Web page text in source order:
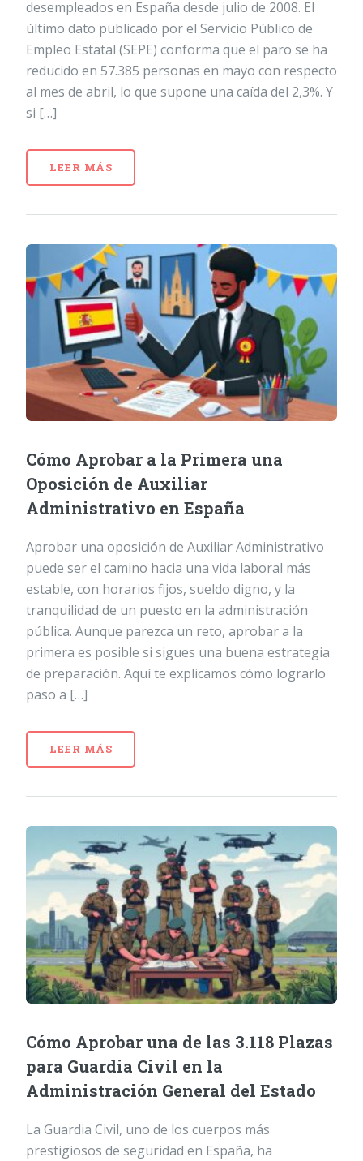
desempleados en España desde julio de 2008. El
último dato publicado por el Servicio Público de
Empleo Estatal (SEPE) conforma que el paro se ha
reducido en 57.385 personas en mayo con respecto
al mes de abril, lo que supone una caída del 2,3%. Y
si […]
LEER MÁS
Cómo Aprobar a la Primera una
Oposición de Auxiliar
Administrativo en España
Aprobar una oposición de Auxiliar Administrativo
puede ser el camino hacia una vida laboral más
estable, con horarios fijos, sueldo digno, y la
tranquilidad de un puesto en la administración
pública. Aunque parezca un reto, aprobar a la
primera es posible si sigues una buena estrategia
de preparación. Aquí te explicamos cómo lograrlo
paso a […]
LEER MÁS
Cómo Aprobar una de las 3.118 Plazas
para Guardia Civil en la
Administración General del Estado
La Guardia Civil, uno de los cuerpos más
prestigiosos de seguridad en España, ha